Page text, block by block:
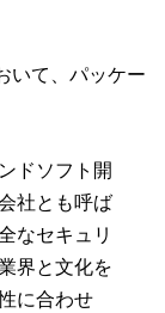
いて、パッケー
ドソフト開
社とも呼ば
なセキュリ
界と文化を
に合わせ